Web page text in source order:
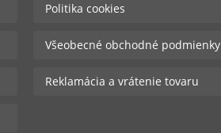
Politika cookies
Všeobecné obchodné podmienky
Reklamácia a vrátenie tovaru